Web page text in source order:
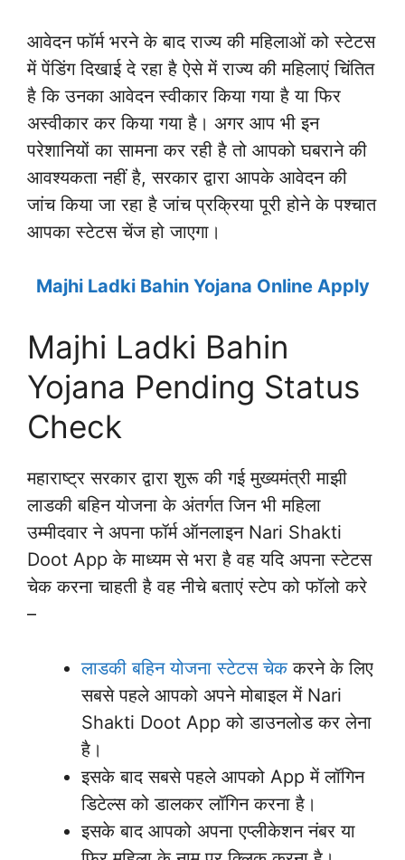
आवेदन फॉर्म भरने के बाद राज्य की महिलाओं को स्टेटस
में पेंडिंग दिखाई दे रहा है ऐसे में राज्य की महिलाएं चिंतित
है कि उनका आवेदन स्वीकार किया गया है या फिर
अस्वीकार कर किया गया है। अगर आप भी इन
परेशानियों का सामना कर रही है तो आपको घबराने की
आवश्यकता नहीं है, सरकार द्वारा आपके आवेदन की
जांच किया जा रहा है जांच प्रक्रिया पूरी होने के पश्चात
आपका स्टेटस चेंज हो जाएगा।
Majhi Ladki Bahin Yojana Online Apply
Majhi Ladki Bahin
Yojana Pending Status
Check
महाराष्ट्र सरकार द्वारा शुरू की गई मुख्यमंत्री माझी
लाडकी बहिन योजना के अंतर्गत जिन भी महिला
उम्मीदवार ने अपना फॉर्म ऑनलाइन Nari Shakti
Doot App के माध्यम से भरा है वह यदि अपना स्टेटस
चेक करना चाहती है वह नीचे बताएं स्टेप को फॉलो करे
–
लाडकी बहिन योजना स्टेटस चेककरने के लिए
सबसे पहले आपको अपने मोबाइल में Nari
Shakti Doot App को डाउनलोड कर लेना
है।
इसके बाद सबसे पहले आपको App में लॉगिन
डिटेल्स को डालकर लॉगिन करना है।
इसके बाद आपको अपना एप्लीकेशन नंबर या